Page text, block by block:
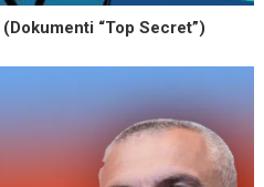
“Top Secret”)